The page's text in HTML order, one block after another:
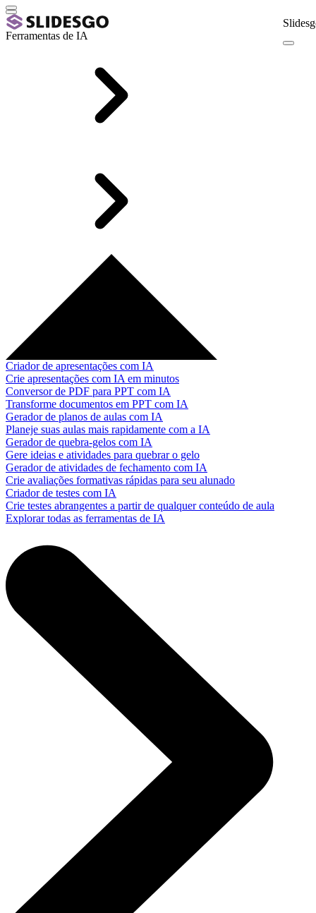
Ferramentas de IA
Criador de apresentações com IA
Crie apresentações com IA em minutos
Conversor de PDF para PPT com IA
Transforme documentos em PPT com IA
Gerador de planos de aulas com IA
Planeje suas aulas mais rapidamente com a IA
Gerador de quebra-gelos com IA
Gere ideias e atividades para quebrar o gelo
Gerador de atividades de fechamento com IA
Crie avaliações formativas rápidas para seu alunado
Criador de testes com IA
Crie testes abrangentes a partir de qualquer conteúdo de aula
Explorar todas as ferramentas de IA